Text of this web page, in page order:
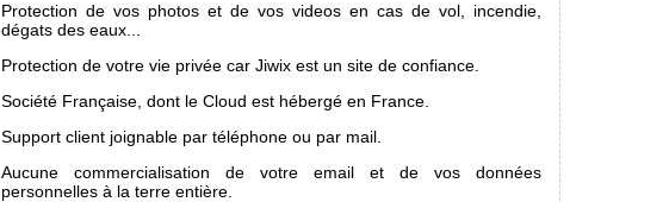
Protection de vos photos et de vos videos en cas de vol, incendie,
dégats des eaux...
Protection de votre vie privée car Jiwix est un site de confiance.
Société Française, dont le Cloud est hébergé en France.
Support client joignable par téléphone ou par mail.
Aucune commercialisation de votre email et de vos données
personnelles à la terre entière.